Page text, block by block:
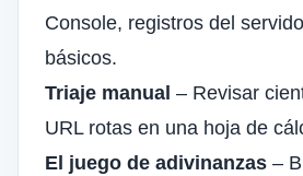
Console, registros del
básicos.
Triaje manual – Revisar
URL rotas en una hoja de
El juego de adivinanzas –